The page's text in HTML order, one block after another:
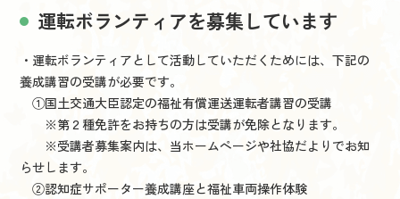
運転ボランティアを募集しています
・運転ボランティアとして活動していただくためには、下記の
養成講習の受講が必要です。
①国土交通大臣認定の福祉有償運送運転者講習の受講
※第２種免許をお持ちの方は受講が免除となります。
※受講者募集案内は、当ホームページや社協だよりでお知
らせします。
②認知症サポーター養成講座と福祉車両操作体験